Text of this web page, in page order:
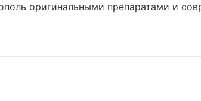
оригинальными препаратами и